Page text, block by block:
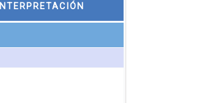
INTERPRETACIÓN